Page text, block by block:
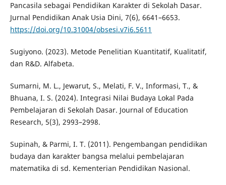
Pancasila sebagai Pendidikan Karakter di Sekolah Dasar.
Jurnal Pendidikan Anak Usia Dini, 7(6), 6641–6653.
https://doi.org/10.31004/obsesi.v7i6.5611
Sugiyono. (2023). Metode Penelitian Kuantitatif, Kualitatif,
dan R&D. Alfabeta.
Sumarni, M. L., Jewarut, S., Melati, F. V., Informasi, T., &
Bhuana, I. S. (2024). Integrasi Nilai Budaya Lokal Pada
Pembelajaran di Sekolah Dasar. Journal of Education
Research, 5(3), 2993–2998.
Supinah, & Parmi, I. T. (2011). Pengembangan pendidikan
budaya dan karakter bangsa melalui pembelajaran
matematika di sd. Kementerian Pendidikan Nasional.